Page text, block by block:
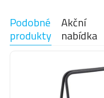
Podobné
produkty
Akční
nabídka